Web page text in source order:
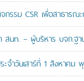
รรม CSR เพื่อสาธารณะ
สนท. – ผู้บริหาร บจก.ฐ
ะจำวันเสาร์ที่ 1 สิงหาคม